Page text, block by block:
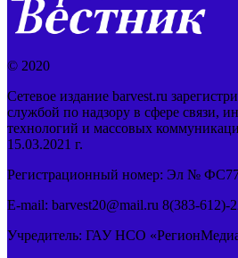
© 2020
Сетевое издание barvest.ru
службой по надзору в сфере связи,
технологий и массовых
15.03.2021 г.
Регистрационный номер: Эл №
E-mail: barvest20@mail.ru 8(383-612)-
Учредитель: ГАУ НСО